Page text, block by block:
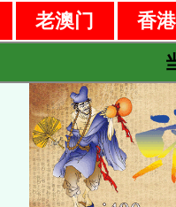
老澳门
香